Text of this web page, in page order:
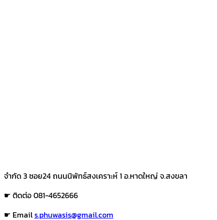
จำกัด 3 ซอย24 ถนนนิพัทธ์สงเคราะห์ 1 อ.หาดใหญ่ จ.สงขลา
☛ ติดต่อ 081-4652666
☛ Emails.phuwasis@gmail.com